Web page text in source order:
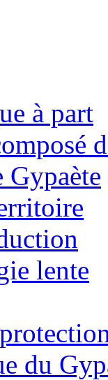
à part
Gypaète
lente
du